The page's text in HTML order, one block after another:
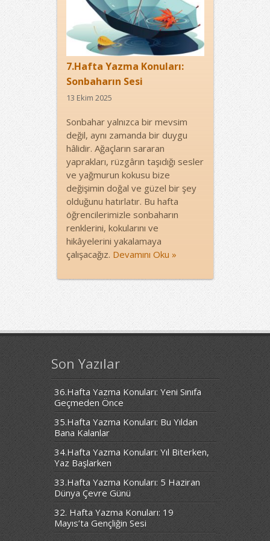
7.Hafta Yazma Konuları:
Sonbaharın Sesi
13 Ekim 2025
Sonbahar yalnızca bir mevsim
değil, aynı zamanda bir duygu
hâlidir. Ağaçların sararan
yaprakları, rüzgârın taşıdığı sesler
ve yağmurun kokusu bize
değişimin doğal ve güzel bir şey
olduğunu hatırlatır. Bu hafta
öğrencilerimizle sonbaharın
renklerini, kokularını ve
hikâyelerini yakalamaya
çalışacağız. Devamını Oku »
Son Yazılar
36.Hafta Yazma Konuları: Yeni Sınıfa
Geçmeden Önce
35.Hafta Yazma Konuları: Bu Yıldan
Bana Kalanlar
34.Hafta Yazma Konuları: Yıl Biterken,
Yaz Başlarken
33.Hafta Yazma Konuları: 5 Haziran
Dünya Çevre Günü
32. Hafta Yazma Konuları: 19
Mayıs’ta Gençliğin Sesi